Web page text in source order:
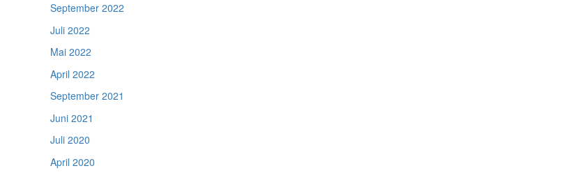
September 2022
Juli 2022
Mai 2022
April 2022
September 2021
Juni 2021
Juli 2020
April 2020